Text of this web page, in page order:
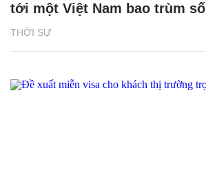
THỜI SỰ
tới một Việt Nam bao trùm số